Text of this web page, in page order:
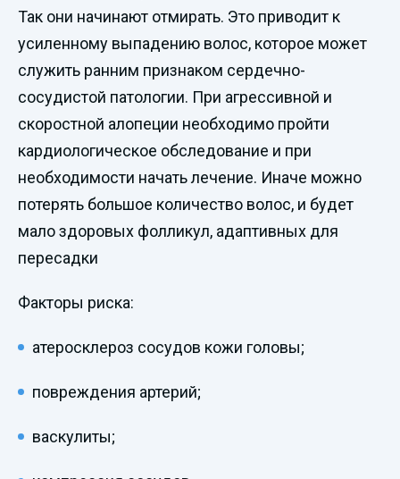
Так они начинают отмирать. Это приводит к
усиленному выпадению волос, которое может
служить ранним признаком сердечно-
сосудистой патологии. При агрессивной и
скоростной алопеции необходимо пройти
кардиологическое обследование и при
необходимости начать лечение. Иначе можно
потерять большое количество волос, и будет
мало здоровых фолликул, адаптивных для
пересадки
Факторы риска:
атеросклероз сосудов кожи головы;
повреждения артерий;
васкулиты;